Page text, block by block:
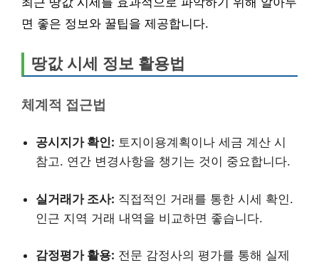
면 좋은 정보와 꿀팁을 제공합니다.
땅값 시세 정보 활용법
체계적 접근법
공시지가 확인: 토지이용계획이나 세금 계산 시
참고. 연간 변경사항을 챙기는 것이 중요합니다.
실거래가 조사: 직접적인 거래를 통한 시세 확인.
인근 지역 거래 내역을 비교하면 좋습니다.
감정평가 활용: 전문 감정사의 평가를 통해 실제